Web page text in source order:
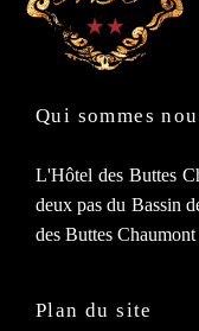
Qui sommes
L'Hôtel des Buttes
deux pas du Bassin
des Buttes
Plan du site